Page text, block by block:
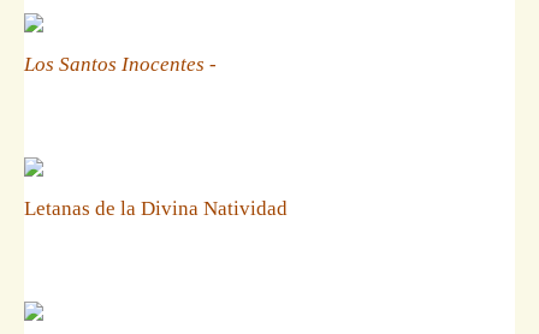
Los Santos Inocentes -
Letanas de la Divina Natividad